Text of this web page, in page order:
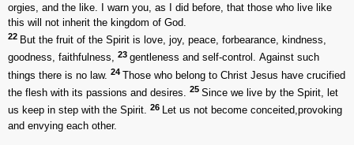
orgies, and the like. I warn you, as I did before, that those who live like
this will not inherit the kingdom of God.
22 But the fruit of the Spirit is love, joy, peace, forbearance, kindness,
goodness, faithfulness, 23 gentleness and self-control. Against such
things there is no law. 24 Those who belong to Christ Jesus have crucified
the flesh with its passions and desires. 25 Since we live by the Spirit, let
us keep in step with the Spirit. 26 Let us not become conceited,provoking
and envying each other.